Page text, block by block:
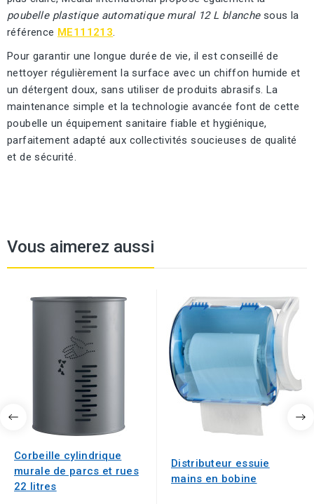
poubelle plastique automatique mural 12 L blanchesous la
référence ME111213.
Pour garantir une longue durée de vie, il est conseillé de
nettoyer régulièrement la surface avec un chiffon humide et
un détergent doux, sans utiliser de produits abrasifs. La
maintenance simple et la technologie avancée font de cette
poubelle un équipement sanitaire fiable et hygiénique,
parfaitement adapté aux collectivités soucieuses de qualité
et de sécurité.
Vous aimerez aussi
Corbeille cylindrique
murale de parcs et rues
22 litres
Distributeur essuie
mains en bobine